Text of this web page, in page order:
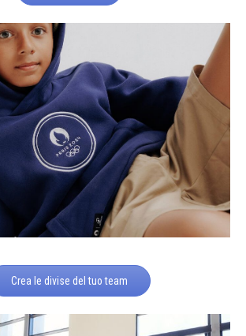
Crea le divise del tuo team